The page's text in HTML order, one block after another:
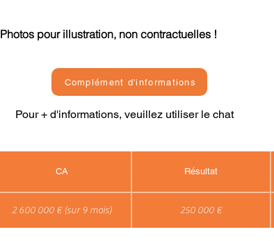
Photos pour illustration, non contractuelles !
Complément d'informations
Pour + d'informations, veuillez utiliser le chat
CA Résultat
2 600 000 € (sur 9 mois) 250 000 €